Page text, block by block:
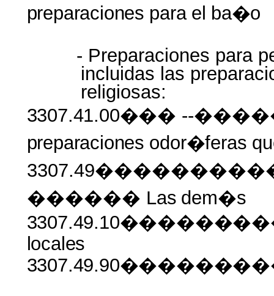
preparaciones para el ba�o
- Preparaciones para
incluidas las
religiosas:
3307.41.00��� --
preparaciones odor�feras
������ Las dem�s
locales